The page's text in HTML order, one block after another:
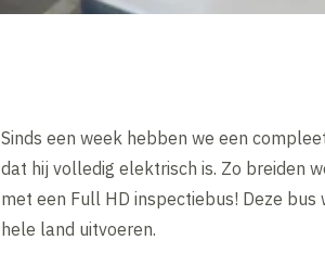
Sinds een week hebben we een
dat hij volledig elektrisch is. Zo breiden
met een Full HD inspectiebus! Deze
hele land uitvoeren.